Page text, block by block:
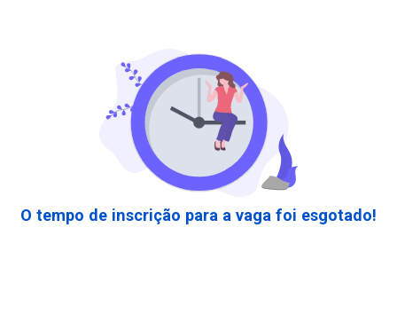
O tempo de inscrição para a vaga foi esgotado!